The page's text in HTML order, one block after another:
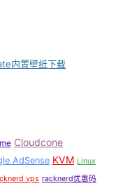
内置壁纸下载
Cloudcone
AdSense KVM Linux
vps racknerd优惠码